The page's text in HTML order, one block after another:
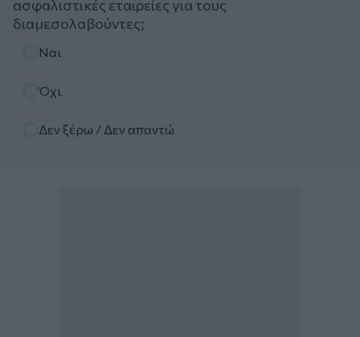
ασφαλιστικές εταιρείες για τους
διαμεσολαβούντες;
Ναι
Όχι
Δεν ξέρω / Δεν απαντώ